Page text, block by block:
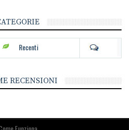
Recenti
RECENSIONI